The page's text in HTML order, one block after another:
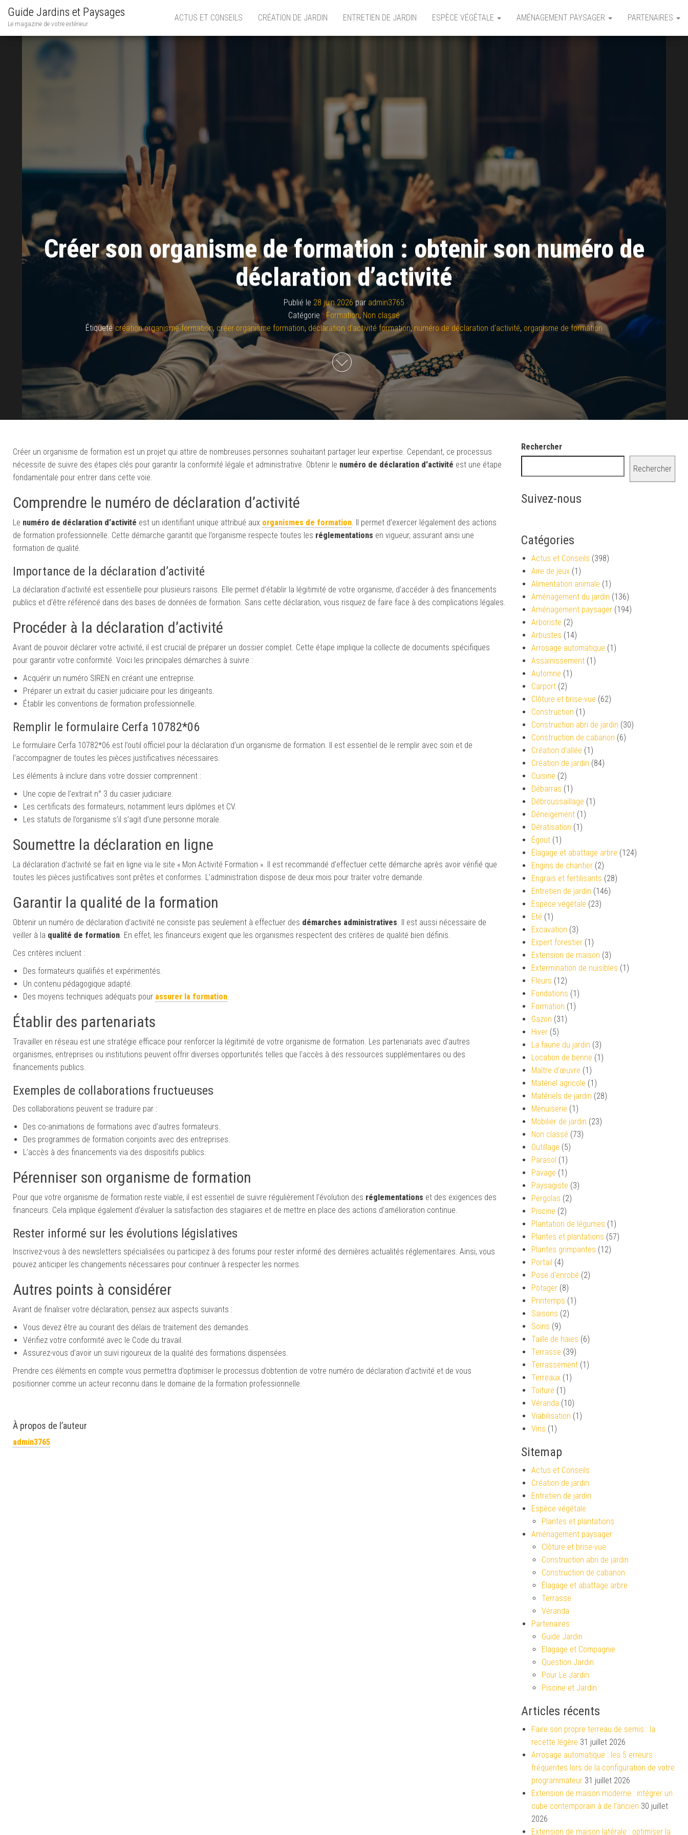
Guide Jardins et Paysages
Le magazine de votre extérieur
ACTUS ET CONSEILS CRÉATION DE JARDIN ENTRETIEN DE JARDIN ESPÈCE VÉGÉTALE AMÉNAGEMENT PAYSAGER PARTENAIRES
Créer son organisme de formation : obtenir son numéro de
déclaration d’activité
Publié le 28 juin 2026par admin3765
Catégorie : Formation, Non classé
Étiqueté création organisme formation, créer organisme formation, déclaration d'activité formation, numéro de déclaration d'activité, organisme de formation
Créer un organisme de formation est un projet qui attire de nombreuses personnes souhaitant partager leur expertise. Cependant, ce processus
nécessite de suivre des étapes clés pour garantir la conformité légale et administrative. Obtenir le numéro de déclaration d’activité est une étape
fondamentale pour entrer dans cette voie.
Comprendre le numéro de déclaration d’activité
Le numéro de déclaration d’activité est un identifiant unique attribué aux organismes de formation. Il permet d’exercer légalement des actions
de formation professionnelle. Cette démarche garantit que l’organisme respecte toutes les réglementations en vigueur, assurant ainsi une
formation de qualité.
Importance de la déclaration d’activité
La déclaration d’activité est essentielle pour plusieurs raisons. Elle permet d’établir la légitimité de votre organisme, d’accéder à des financements
publics et d’être référencé dans des bases de données de formation. Sans cette déclaration, vous risquez de faire face à des complications légales.
Procéder à la déclaration d’activité
Avant de pouvoir déclarer votre activité, il est crucial de préparer un dossier complet. Cette étape implique la collecte de documents spécifiques
pour garantir votre conformité. Voici les principales démarches à suivre :
Acquérir un numéro SIREN en créant une entreprise.
Préparer un extrait du casier judiciaire pour les dirigeants.
Établir les conventions de formation professionnelle.
Remplir le formulaire Cerfa 10782*06
Le formulaire Cerfa 10782*06 est l’outil officiel pour la déclaration d’un organisme de formation. Il est essentiel de le remplir avec soin et de
l’accompagner de toutes les pièces justificatives nécessaires.
Les éléments à inclure dans votre dossier comprennent :
Une copie de l’extrait n° 3 du casier judiciaire.
Les certificats des formateurs, notamment leurs diplômes et CV.
Les statuts de l’organisme s’il s’agit d’une personne morale.
Soumettre la déclaration en ligne
La déclaration d’activité se fait en ligne via le site « Mon Activité Formation ». Il est recommandé d’effectuer cette démarche après avoir vérifié que
toutes les pièces justificatives sont prêtes et conformes. L’administration dispose de deux mois pour traiter votre demande.
Garantir la qualité de la formation
Obtenir un numéro de déclaration d’activité ne consiste pas seulement à effectuer des démarches administratives. Il est aussi nécessaire de
veiller à la qualité de formation. En effet, les financeurs exigent que les organismes respectent des critères de qualité bien définis.
Ces critères incluent :
Des formateurs qualifiés et expérimentés.
Un contenu pédagogique adapté.
Des moyens techniques adéquats pour assurer la formation.
Établir des partenariats
Travailler en réseau est une stratégie efficace pour renforcer la légitimité de votre organisme de formation. Les partenariats avec d’autres
organismes, entreprises ou institutions peuvent offrir diverses opportunités telles que l’accès à des ressources supplémentaires ou des
financements publics.
Exemples de collaborations fructueuses
Des collaborations peuvent se traduire par :
Des co-animations de formations avec d’autres formateurs.
Des programmes de formation conjoints avec des entreprises.
L’accès à des financements via des dispositifs publics.
Pérenniser son organisme de formation
Pour que votre organisme de formation reste viable, il est essentiel de suivre régulièrement l’évolution des réglementations et des exigences des
financeurs. Cela implique également d’évaluer la satisfaction des stagiaires et de mettre en place des actions d’amélioration continue.
Rester informé sur les évolutions législatives
Inscrivez-vous à des newsletters spécialisées ou participez à des forums pour rester informé des dernières actualités réglementaires. Ainsi, vous
pouvez anticiper les changements nécessaires pour continuer à respecter les normes.
Autres points à considérer
Avant de finaliser votre déclaration, pensez aux aspects suivants :
Vous devez être au courant des délais de traitement des demandes.
Vérifiez votre conformité avec le Code du travail.
Assurez-vous d’avoir un suivi rigoureux de la qualité des formations dispensées.
Prendre ces éléments en compte vous permettra d’optimiser le processus d’obtention de votre numéro de déclaration d’activité et de vous
positionner comme un acteur reconnu dans le domaine de la formation professionnelle.
À propos de l’auteur
admin3765
Rechercher
Rechercher
Suivez-nous
Catégories
Actus et Conseils (398)
Aire de jeux (1)
Alimentation animale (1)
Aménagement du jardin (136)
Aménagement paysager (194)
Arboriste (2)
Arbustes (14)
Arrosage automatique (1)
Assainissement (1)
Automne (1)
Carport (2)
Clôture et brise-vue (62)
Construction (1)
Construction abri de jardin (30)
Construction de cabanon (6)
Création d’allée (1)
Création de jardin (84)
Cuisine (2)
Débarras (1)
Débroussaillage (1)
Déneigement (1)
Dératisation (1)
Égout (1)
Élagage et abattage arbre (124)
Engins de chantier (2)
Engrais et fertilisants (28)
Entretien de jardin (146)
Espèce végétale (23)
Eté (1)
Excavation (3)
Expert forestier (1)
Extension de maison (3)
Extermination de nuisibles (1)
Fleurs (12)
Fondations (1)
Formation (1)
Gazon (31)
Hiver (5)
La faune du jardin (3)
Location de benne (1)
Maître d'œuvre (1)
Matériel agricole (1)
Matériels de jardin (28)
Menuiserie (1)
Mobilier de jardin (23)
Non classé (73)
Outillage (5)
Parasol (1)
Pavage (1)
Paysagiste (3)
Pergolas (2)
Piscine (2)
Plantation de légumes (1)
Plantes et plantations (57)
Plantes grimpantes (12)
Portail (4)
Pose d'enrobé (2)
Potager (8)
Printemps (1)
Saisons (2)
Soins (9)
Taille de haies (6)
Terrasse (39)
Terrassement (1)
Terreaux (1)
Toiture (1)
Véranda (10)
Viabilisation (1)
Vins (1)
Sitemap
Actus et Conseils
Création de jardin
Entretien de jardin
Espèce végétale
Plantes et plantations
Aménagement paysager
Clôture et brise-vue
Construction abri de jardin
Construction de cabanon
Élagage et abattage arbre
Terrasse
Véranda
Partenaires
Guide Jardin
Elagage et Compagnie
Question Jardin
Pour Le Jardin
Piscine et Jardin
Articles récents
Faire son propre terreau de semis : la
recette légère 31 juillet 2026
Arrosage automatique : les 5 erreurs
fréquentes lors de la configuration de votre
programmateur 31 juillet 2026
Extension de maison moderne : intégrer un
cube contemporain à de l’ancien 30 juillet
2026
Extension de maison latérale : optimiser la